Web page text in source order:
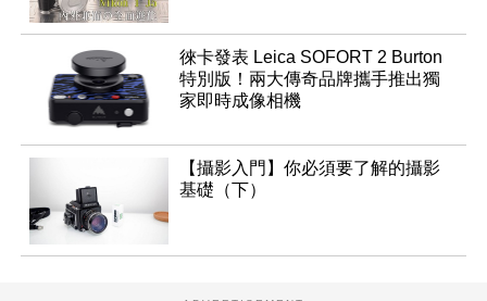
徠卡發表 Leica SOFORT 2 Burton
特別版！兩大傳奇品牌攜手推出獨
家即時成像相機
【攝影入門】你必須要了解的攝影
基礎（下）